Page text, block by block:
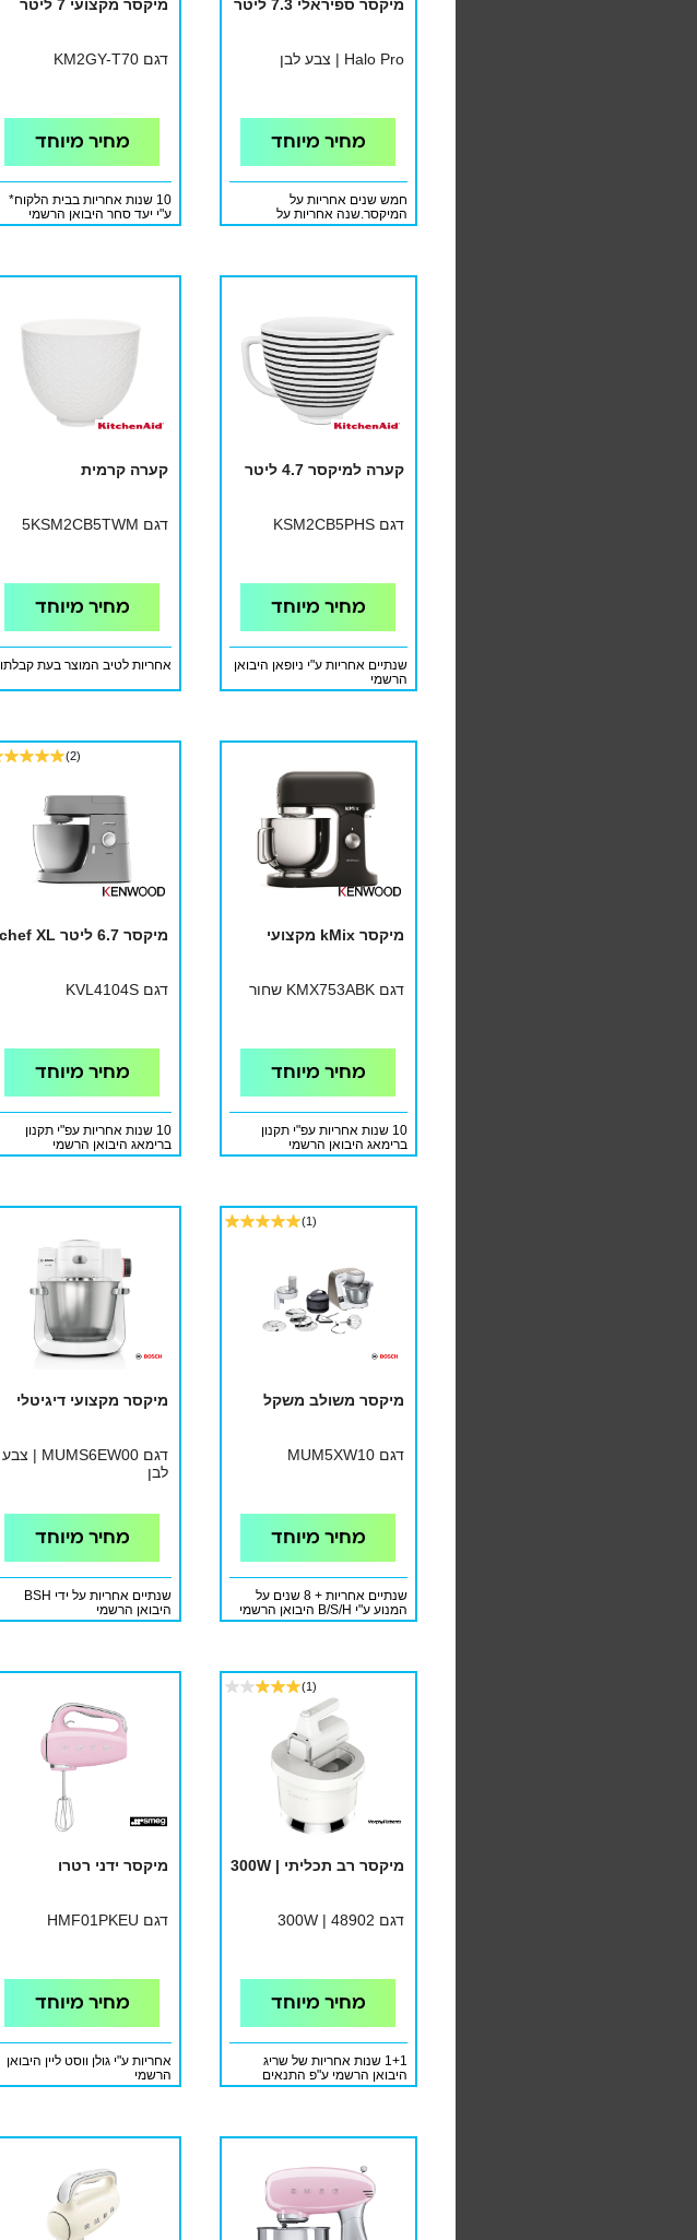
מיקסר ספיראלי 7.3 ליטר
Halo Pro | צבע לבן
מחיר מיוחד
חמש שנים אחריות על
המיקסר.שנה אחריות על
האביזרים המצורפים.האחריות
מיקסר מקצועי 7 ליטר
דגם KM2GY-T70
מחיר מיוחד
10 שנות אחריות בבית הלקוח*
ע"י יעד סחר היבואן הרשמי
קערה למיקסר 4.7 ליטר
דגם KSM2CB5PHS
מחיר מיוחד
שנתיים אחריות ע"י ניופאן היבואן
הרשמי
קערה קרמית
דגם 5KSM2CB5TWM
מחיר מיוחד
אחריות לטיב המוצר בעת קבלתו
מיקסר kMix מקצועי
דגם KMX753ABK שחור
מחיר מיוחד
10 שנות אחריות עפ"י תקנון
ברימאג היבואן הרשמי
(2)
מיקסר 6.7 ליטר chef XL
דגם KVL4104S
מחיר מיוחד
10 שנות אחריות עפ"י תקנון
ברימאג היבואן הרשמי
(1)
מיקסר משולב משקל
דגם MUM5XW10
מחיר מיוחד
שנתיים אחריות + 8 שנים על
המנוע ע"י B/S/H היבואן הרשמי
מיקסר מקצועי דיגיטלי
דגם MUMS6EW00 | צבע
לבן
מחיר מיוחד
שנתיים אחריות על ידי BSH
היבואן הרשמי
(1)
מיקסר רב תכליתי | 300W
דגם 48902 | 300W
מחיר מיוחד
1+1 שנות אחריות של שריג
היבואן הרשמי ע"פ התנאים
המופיעים בתעודת האחריות
מיקסר ידני רטרו
דגם HMF01PKEU
מחיר מיוחד
אחריות ע"י גולן ווסט ליין היבואן
הרשמי